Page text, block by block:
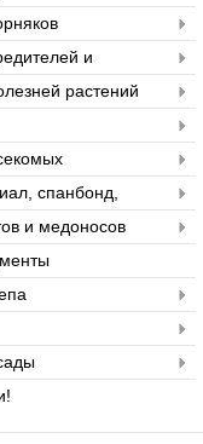
и
растений
спанбонд,
и медоносов